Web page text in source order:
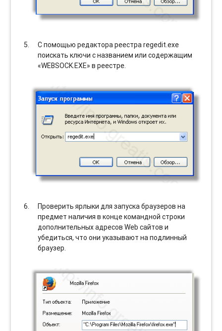
С помощью редактора реестра regedit.exe
поискать ключи с названием или содержащим
«WEBSOCK.EXE» в реестре.
Проверить ярлыки для запуска браузеров на
предмет наличия в конце командной строки
дополнительных адресов Web сайтов и
убедиться, что они указывают на подлинный
браузер.